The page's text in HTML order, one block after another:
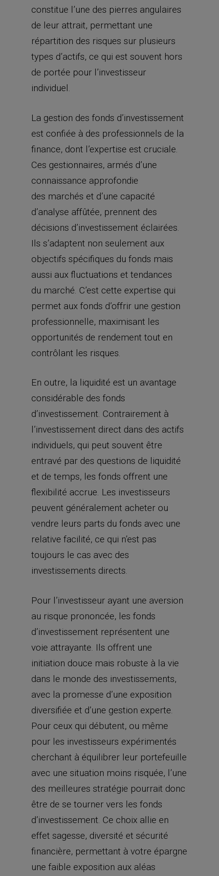
constitue l’une des pierres angulaires
de leur attrait, permettant une
répartition des risques sur plusieurs
types d’actifs, ce qui est souvent hors
de portée pour l’investisseur
individuel.
La gestion des fonds d’investissement
est confiée à des professionnels de la
finance, dont l’expertise est cruciale.
Ces gestionnaires, armés d’une
connaissance approfondie
des marchés et d’une capacité
d’analyse affûtée, prennent des
décisions d’investissement éclairées.
Ils s’adaptent non seulement aux
objectifs spécifiques du fonds mais
aussi aux fluctuations et tendances
du marché. C’est cette expertise qui
permet aux fonds d’offrir une gestion
professionnelle, maximisant les
opportunités de rendement tout en
contrôlant les risques.
En outre, la liquidité est un avantage
considérable des fonds
d’investissement. Contrairement à
l’investissement direct dans des actifs
individuels, qui peut souvent être
entravé par des questions de liquidité
et de temps, les fonds offrent une
flexibilité accrue. Les investisseurs
peuvent généralement acheter ou
vendre leurs parts du fonds avec une
relative facilité, ce qui n’est pas
toujours le cas avec des
investissements directs.
Pour l’investisseur ayant une aversion
au risque prononcée, les fonds
d’investissement représentent une
voie attrayante. Ils offrent une
initiation douce mais robuste à la vie
dans le monde des investissements,
avec la promesse d’une exposition
diversifiée et d’une gestion experte.
Pour ceux qui débutent, ou même
pour les investisseurs expérimentés
cherchant à équilibrer leur portefeuille
avec une situation moins risquée, l’une
des meilleures stratégie pourrait donc
être de se tourner vers les fonds
d’investissement. Ce choix allie en
effet sagesse, diversité et sécurité
financière, permettant à votre épargne
une faible exposition aux aléas